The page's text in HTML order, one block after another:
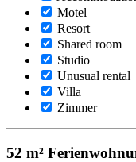
Motel
Resort
Shared room
Studio
Unusual rental
Villa
Zimmer
52 m²